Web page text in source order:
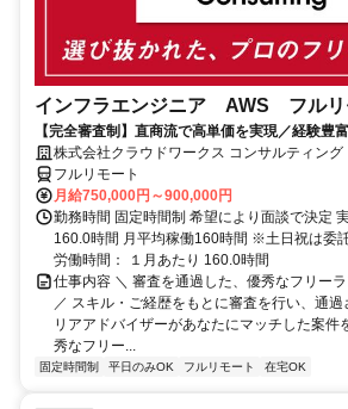
インフラエンジニア AWS フルリ
【完全審査制】直商流で高単価を実現／経験豊
に合致した案件を多数保有
株式会社クラウドワークス コンサルティング
フルリモート
月給750,000円～900,000円
勤務時間 固定時間制 希望により面談で決定
160.0時間 月平均稼働160時間 ※土日祝は委
労働時間： １月あたり 160.0時間
仕事内容 ＼ 審査を通過した、優秀なフリー
／ スキル・ご経歴をもとに審査を行い、通
リアアドバイザーがあなたにマッチした案件
秀なフリー...
固定時間制 平日のみOK フルリモート 在宅OK